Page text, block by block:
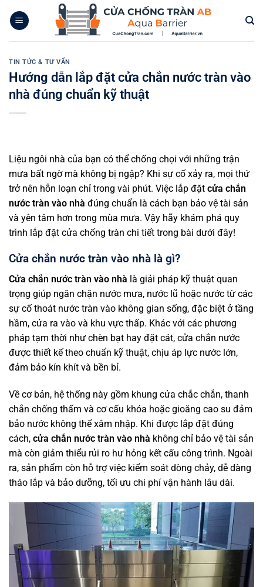
qua
TIN TỨC & TƯ VẤN
Hướng dẫn lắp đặt cửa chắn nước tràn vào
nhà đúng chuẩn kỹ thuật
Liệu ngôi nhà của bạn có thể chống chọi với những trận
mưa bất ngờ mà không bị ngập? Khi sự cố xảy ra, mọi thứ
trở nên hỗn loạn chỉ trong vài phút. Việc lắp đặt cửa chắn
nước tràn vào nhà đúng chuẩn là cách bạn bảo vệ tài sản
và yên tâm hơn trong mùa mưa. Vậy hãy khám phá quy
trình lắp đặt cửa chống tràn chi tiết trong bài dưới đây!
Cửa chắn nước tràn vào nhà là gì?
Cửa chắn nước tràn vào nhà là giải pháp kỹ thuật quan
trọng giúp ngăn chặn nước mưa, nước lũ hoặc nước từ các
sự cố thoát nước tràn vào không gian sống, đặc biệt ở tầng
hầm, cửa ra vào và khu vực thấp. Khác với các phương
pháp tạm thời như chèn bạt hay đặt cát, cửa chắn nước
được thiết kế theo chuẩn kỹ thuật, chịu áp lực nước lớn,
đảm bảo kín khít và bền bỉ.
Về cơ bản, hệ thống này gồm khung cửa chắc chắn, thanh
chắn chống thấm và cơ cấu khóa hoặc gioăng cao su đảm
bảo nước không thể xâm nhập. Khi được lắp đặt đúng
cách, cửa chắn nước tràn vào nhà không chỉ bảo vệ tài sản
mà còn giảm thiểu rủi ro hư hỏng kết cấu công trình. Ngoài
ra, sản phẩm còn hỗ trợ việc kiểm soát dòng chảy, dễ dàng
tháo lắp và bảo dưỡng, tối ưu chi phí vận hành lâu dài.